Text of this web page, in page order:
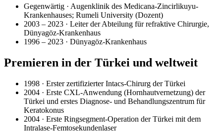
Gegenwärtig · Augenklinik des Medicana-Zincirlikuyu-
Krankenhauses; Rumeli University (Dozent)
2003 – 2023 · Leiter der Abteilung für refraktive Chirurgie,
Dünyagöz-Krankenhaus
1996 – 2023 · Dünyagöz-Krankenhaus
Premieren in der Türkei und weltweit
1998 · Erster zertifizierter Intacs-Chirurg der Türkei
2004 · Erste CXL-Anwendung (Hornhautvernetzung) der
Türkei und erstes Diagnose- und Behandlungszentrum für
Keratokonus
2004 · Erste Ringsegment-Operation der Türkei mit dem
Intralase-Femtosekundenlaser